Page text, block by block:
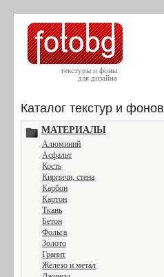
текстуры и фоны
для дизайна
Каталог текстур и фонов
МАТЕРИАЛЫ
Алюминий
Асфальт
Кость
Кирпичи, стена
Карбон
Картон
Ткань
Бетон
Фольга
Золото
Гранит
Железо и метал